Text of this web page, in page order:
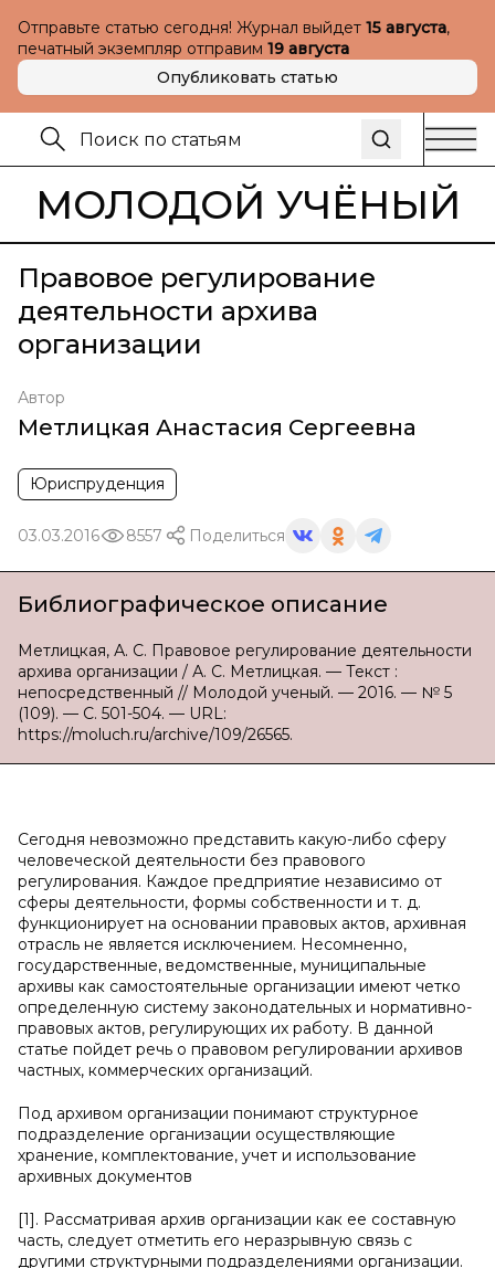
Отправьте статью сегодня! Журнал выйдет 15 августа,
печатный экземпляр отправим 19 августа
Опубликовать статью
МОЛОДОЙ УЧЁНЫЙ
Правовое регулирование
деятельности архива
организации
Автор
Метлицкая Анастасия Сергеевна
Юриспруденция
03.03.2016 8557 Поделиться
Библиографическое описание
Метлицкая, А. С. Правовое регулирование деятельности
архива организации / А. С. Метлицкая. — Текст :
непосредственный // Молодой ученый. — 2016. — № 5
(109). — С. 501-504. — URL:
https://moluch.ru/archive/109/26565.
Сегодня невозможно представить какую-либо сферу
человеческой деятельности без правового
регулирования. Каждое предприятие независимо от
сферы деятельности, формы собственности и т. д.
функционирует на основании правовых актов, архивная
отрасль не является исключением. Несомненно,
государственные, ведомственные, муниципальные
архивы как самостоятельные организации имеют четко
определенную систему законодательных и нормативно-
правовых актов, регулирующих их работу. В данной
статье пойдет речь о правовом регулировании архивов
частных, коммерческих организаций.
Под архивом организации понимают структурное
подразделение организации осуществляющие
хранение, комплектование, учет и использование
архивных документов
[1]. Рассматривая архив организации как ее составную
часть, следует отметить его неразрывную связь с
другими структурными подразделениями организации.